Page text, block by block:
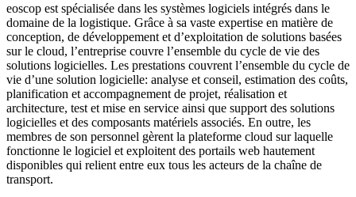
eoscop est spécialisée dans les systèmes logiciels intégrés dans le
domaine de la logistique. Grâce à sa vaste expertise en matière de
conception, de développement et d’exploitation de solutions basées
sur le cloud, l’entreprise couvre l’ensemble du cycle de vie des
solutions logicielles. Les prestations couvrent l’ensemble du cycle de
vie d’une solution logicielle: analyse et conseil, estimation des coûts,
planification et accompagnement de projet, réalisation et
architecture, test et mise en service ainsi que support des solutions
logicielles et des composants matériels associés. En outre, les
membres de son personnel gèrent la plateforme cloud sur laquelle
fonctionne le logiciel et exploitent des portails web hautement
disponibles qui relient entre eux tous les acteurs de la chaîne de
transport.